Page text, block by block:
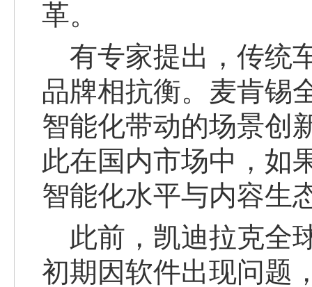
革。
有专家提出，传统
品牌相抗衡。麦肯锡
智能化带动的场景创
此在国内市场中，如
智能化水平与内容生
此前，凯迪拉克全
初期因软件出现问题